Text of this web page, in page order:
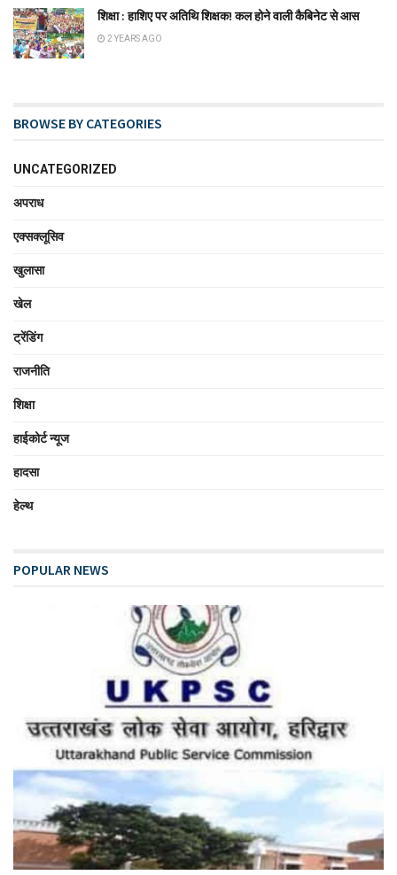
शिक्षा : हाशिए पर अतिथि शिक्षक! कल होने वाली कैबिनेट से आस
2 YEARS AGO
BROWSE BY CATEGORIES
UNCATEGORIZED
अपराध
एक्सक्लूसिव
खुलासा
खेल
ट्रेंडिंग
राजनीति
शिक्षा
हाईकोर्ट न्यूज
हादसा
हेल्थ
POPULAR NEWS